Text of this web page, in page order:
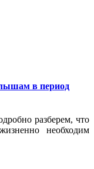
в период
разберем, что
необходим